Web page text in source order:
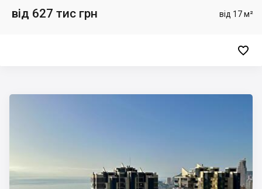
від 17 м²
від 627 тис грн
